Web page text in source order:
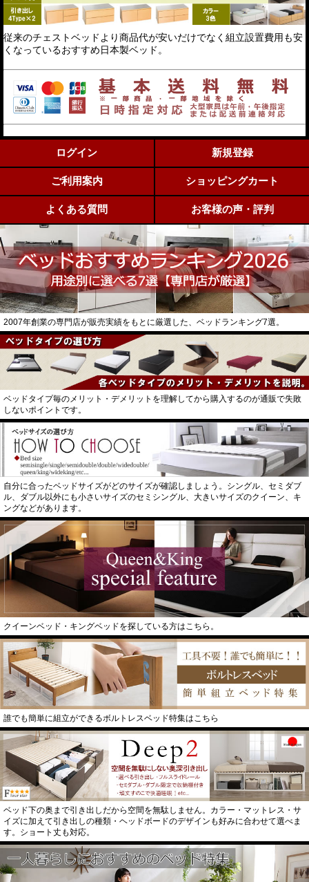
従来のチェストベッドより商品代が安いだけでなく組立設置費用も安
くなっているおすすめ日本製ベッド。
ログイン 新規登録
ご利用案内 ショッピングカート
よくある質問 お客様の声・評判
2007年創業の専門店が販売実績をもとに厳選した、ベッドランキング7選。
ベッドタイプ毎のメリット・デメリットを理解してから購入するのが通販で失敗
しないポイントです。
自分に合ったベッドサイズがどのサイズが確認しましょう。シングル、セミダブ
ル、ダブル以外にも小さいサイズのセミシングル、大きいサイズのクイーン、キ
ングなどがあります。
クイーンベッド・キングベッドを探している方はこちら。
誰でも簡単に組立ができるボルトレスベッド特集はこちら
ベッド下の奥まで引き出しだから空間を無駄しません。カラー・マットレス・サ
イズに加えて引き出しの種類・ヘッドボードのデザインも好みに合わせて選べま
す。ショート丈も対応。